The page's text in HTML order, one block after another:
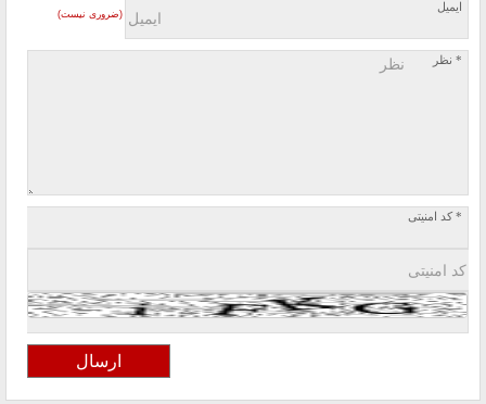
ایمیل
(ضروری نیست)
* نظر
* کد امنیتی